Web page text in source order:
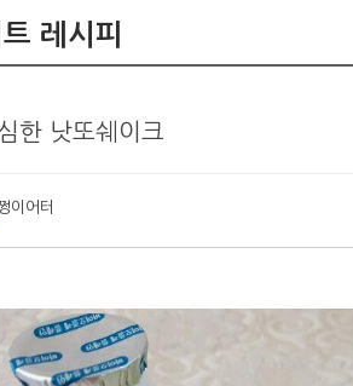
레시피
한 낫또쉐이크
이어터